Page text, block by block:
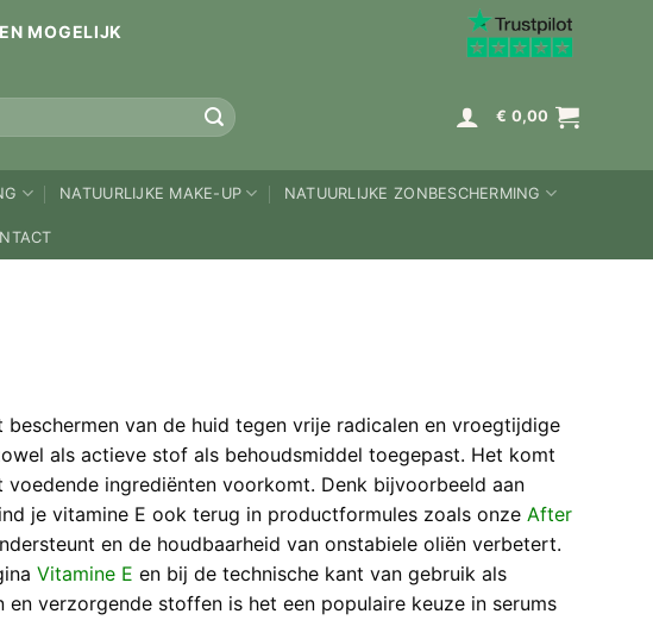
MOGELIJK
€ 0,00
NATUURLIJKE MAKE-UP NATUURLIJKE ZONBESCHERMING
van de huid tegen vrije radicalen en vroegtijdige
als actieve stof als behoudsmiddel toegepast. Het komt
ingrediënten voorkomt. Denk bijvoorbeeld aan
je vitamine E ook terug in productformules zoals onze After
en de houdbaarheid van onstabiele oliën verbetert.
Vitamine E en bij de technische kant van gebruik als
verzorgende stoffen is het een populaire keuze in serums